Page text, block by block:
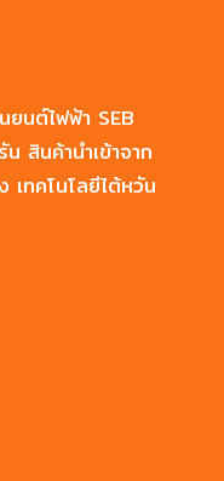
ยนต์ไฟฟ้า SEB
สินค้านำเข้าจาก
ทคโนโลยีไต้หวัน